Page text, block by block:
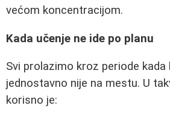
većom koncentracijom.
Kada učenje ne ide po planu
Svi prolazimo kroz periode
jednostavno nije na mestu. U
korisno je: